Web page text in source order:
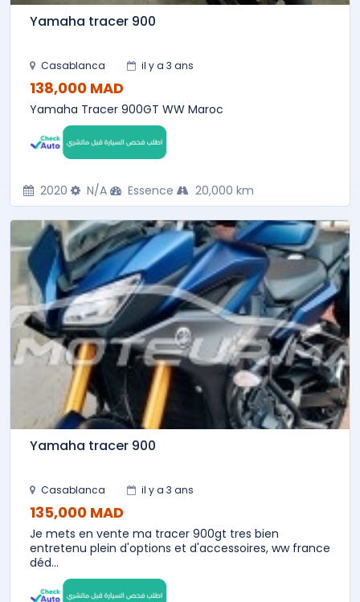
Yamaha tracer 900
Casablanca il y a 3 ans
138,000 MAD
Yamaha Tracer 900GT WW Maroc
2020 N/A Essence 20,000 km
Yamaha tracer 900
Casablanca il y a 3 ans
135,000 MAD
Je mets en vente ma tracer 900gt tres bien
entretenu plein d'options et d'accessoires, ww france
déd...